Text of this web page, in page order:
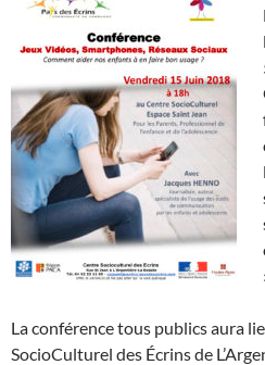
La conférence tous publics aura
SocioCulturel des Écrins de